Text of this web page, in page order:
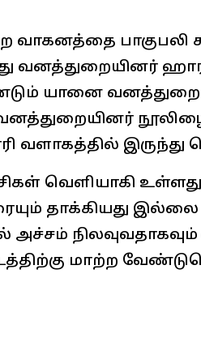
வாகனத்தை பாகுபலி
வனத்துறையினர்
யானை
இருந்து
வெளியாகி
தாக்கியது
அச்சம்
மாற்ற